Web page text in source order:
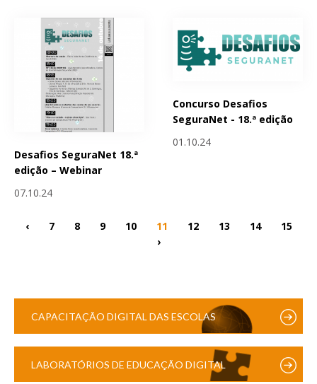
Desafios SeguraNet 18.ª
edição – Webinar
07.10.24
Concurso Desafios
SeguraNet - 18.ª edição
01.10.24
‹ 7 8 9 10 11 12 13 14
15
›
CAPACITAÇÃO DIGITAL DAS ESCOLAS
LABORATÓRIOS DE EDUCAÇÃO DIGITAL